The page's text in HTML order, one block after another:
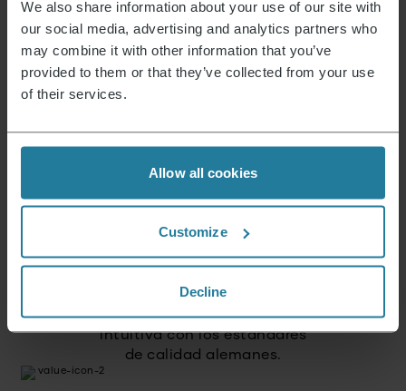
We also share information about your use of our site with
our social media, advertising and analytics partners who
may combine it with other information that you’ve
provided to them or that they’ve collected from your use
of their services.
Allow all cookies
Customize
Decline
Esto es lo que representamos.
No un lujo para unos pocos,
sino un estilo de vida al
Combinamos tecnología
intuitiva con los estándares
de calidad alemanes.